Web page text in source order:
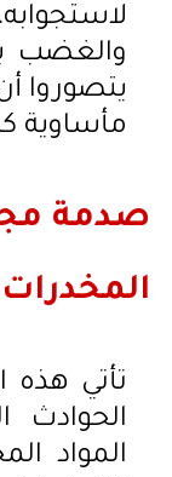
والغضب
يتصوروا
مأساوية
صدمة
المخدرات
تأتي
الحوادث
المواد